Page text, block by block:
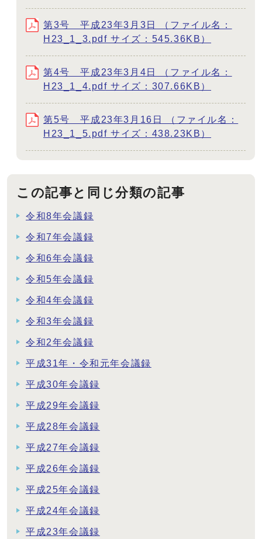
第3号 平成23年3月3日 （ファイル名：
H23_1_3.pdf サイズ：545.36KB）
第4号 平成23年3月4日 （ファイル名：
H23_1_4.pdf サイズ：307.66KB）
第5号 平成23年3月16日 （ファイル名：
H23_1_5.pdf サイズ：438.23KB）
この記事と同じ分類の記事
令和8年会議録
令和7年会議録
令和6年会議録
令和5年会議録
令和4年会議録
令和3年会議録
令和2年会議録
平成31年・令和元年会議録
平成30年会議録
平成29年会議録
平成28年会議録
平成27年会議録
平成26年会議録
平成25年会議録
平成24年会議録
平成23年会議録